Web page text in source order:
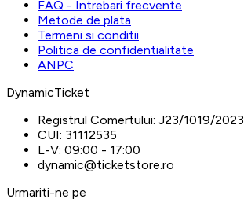
FAQ - Intrebari frecvente
Metode de plata
Termeni si conditii
Politica de confidentialitate
ANPC
DynamicTicket
Registrul Comertului: J23/1019/2023
CUI: 31112535
L-V: 09:00 - 17:00
dynamic@ticketstore.ro
Urmariti-ne pe